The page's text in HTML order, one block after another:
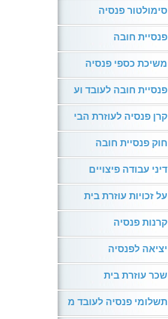
סימולטור פנסיה
פנסיית חובה
משיכת כספי פנסיה
פנסיית חובה לעובד וע
קרן פנסיה לעוזרת הבי
חוק פנסיית חובה
דיני עבודה פיצויים
על זכויות עוזרת בית
קרנות פנסיה
יציאה לפנסיה
שכר עוזרת בית
תשלומי פנסיה לעובד מ